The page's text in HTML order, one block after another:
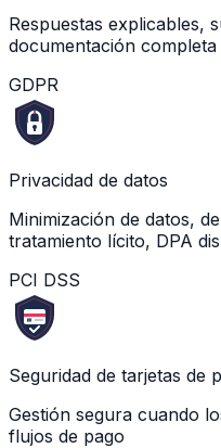
Respuestas explicables,
documentación completa
GDPR
Privacidad de datos
Minimización de datos,
tratamiento lícito, DPA
PCI DSS
Seguridad de tarjetas de
Gestión segura cuando
flujos de pago